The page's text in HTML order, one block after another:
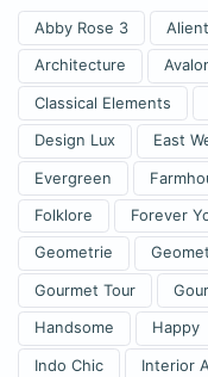
Abby Rose 3
Architecture
Classical Elements
Design Lux East
Evergreen
Folklore Forever
Geometrie
Gourmet Tour
Handsome Happy
Indo Chic Interior